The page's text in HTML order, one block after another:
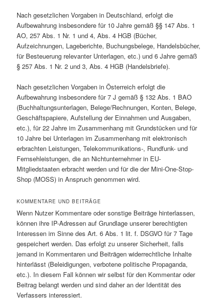
Nach gesetzlichen Vorgaben in Deutschland, erfolgt die
Aufbewahrung insbesondere für 10 Jahre gemäß §§ 147 Abs. 1
AO, 257 Abs. 1 Nr. 1 und 4, Abs. 4 HGB (Bücher,
Aufzeichnungen, Lageberichte, Buchungsbelege, Handelsbücher,
für Besteuerung relevanter Unterlagen, etc.) und 6 Jahre gemäß
§ 257 Abs. 1 Nr. 2 und 3, Abs. 4 HGB (Handelsbriefe).
Nach gesetzlichen Vorgaben in Österreich erfolgt die
Aufbewahrung insbesondere für 7 J gemäß § 132 Abs. 1 BAO
(Buchhaltungsunterlagen, Belege/Rechnungen, Konten, Belege,
Geschäftspapiere, Aufstellung der Einnahmen und Ausgaben,
etc.), für 22 Jahre im Zusammenhang mit Grundstücken und für
10 Jahre bei Unterlagen im Zusammenhang mit elektronisch
erbrachten Leistungen, Telekommunikations-, Rundfunk- und
Fernsehleistungen, die an Nichtunternehmer in EU-
Mitgliedstaaten erbracht werden und für die der Mini-One-Stop-
Shop (MOSS) in Anspruch genommen wird.
KOMMENTARE UND BEITRÄGE
Wenn Nutzer Kommentare oder sonstige Beiträge hinterlassen,
können ihre IP-Adressen auf Grundlage unserer berechtigten
Interessen im Sinne des Art. 6 Abs. 1 lit. f. DSGVO für 7 Tage
gespeichert werden. Das erfolgt zu unserer Sicherheit, falls
jemand in Kommentaren und Beiträgen widerrechtliche Inhalte
hinterlässt (Beleidigungen, verbotene politische Propaganda,
etc.). In diesem Fall können wir selbst für den Kommentar oder
Beitrag belangt werden und sind daher an der Identität des
Verfassers interessiert.